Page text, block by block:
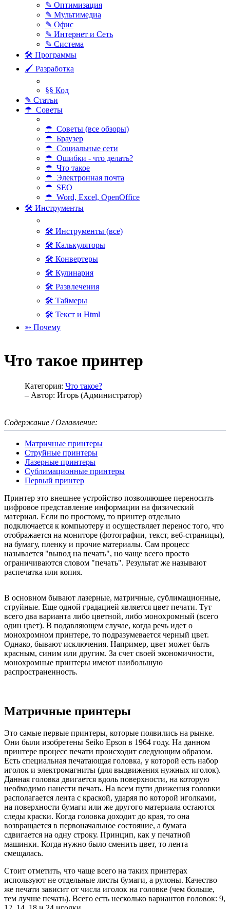
✎ Оптимизация
✎ Мультимедиа
✎ Офис
✎ Интернет и Сеть
✎ Система
🛠 Программы
🖌 Разработка
§§ Код
✎ Статьи
☂ Советы
☂ Советы (все обзоры)
☂ Браузер
☂ Социальные сети
☂ Ошибки - что делать?
☂ Что такое
☂ Электронная почта
☂ SEO
☂ Word, Excel, OpenOffice
🛠 Инструменты
🛠 Инструменты (все)
🛠 Калькуляторы
🛠 Конвертеры
🛠 Кулинария
🛠 Развлечения
🛠 Таймеры
🛠 Текст и Html
➳ Почему
Что такое принтер
Категория: Что такое?
– Автор: Игорь (Администратор)
Содержание / Оглавление:
Матричные принтеры
Струйные принтеры
Лазерные принтеры
Сублимационные принтеры
Первый принтер
Принтер это внешнее устройство позволяющее переносить
цифровое представление информации на физический
материал. Если по простому, то принтер отдельно
подключается к компьютеру и осуществляет перенос того, что
отображается на мониторе (фотографии, текст, веб-страницы),
на бумагу, пленку и прочие материалы. Сам процесс
называется "вывод на печать", но чаще всего просто
ограничиваются словом "печать". Результат же называют
распечатка или копия.
В основном бывают лазерные, матричные, сублимационные,
струйные. Еще одной градацией является цвет печати. Тут
всего два варианта либо цветной, либо монохромный (всего
один цвет). В подавляющем случае, когда речь идет о
монохромном принтере, то подразумевается черный цвет.
Однако, бывают исключения. Например, цвет может быть
красным, синим или другим. За счет своей экономичности,
монохромные принтеры имеют наибольшую
распространенность.
Матричные принтеры
Это самые первые принтеры, которые появились на рынке.
Они были изобретены Seiko Epson в 1964 году. На данном
принтере процесс печати происходит следующим образом.
Есть специальная печатающая головка, у которой есть набор
иголок и электромагниты (для выдвижения нужных иголок).
Данная головка двигается вдоль поверхности, на которую
необходимо нанести печать. На всем пути движения головки
располагается лента с краской, ударяя по которой иголками,
на поверхности бумаги или же другого материала остаются
следы краски. Когда головка доходит до края, то она
возвращается в первоначальное состояние, а бумага
сдвигается на одну строку. Принцип, как у печатной
машинки. Когда нужно было сменить цвет, то лента
смещалась.
Стоит отметить, что чаще всего на таких принтерах
используют не отдельные листы бумаги, а рулоны. Качество
же печати зависит от числа иголок на головке (чем больше,
тем лучше печать). Всего есть несколько вариантов головок: 9,